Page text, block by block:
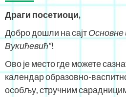
Драги посетиоци,
Добро дошли на сајт
Вукићевић“!
Ово је место где можете
календар образовно-
особљу, стручним